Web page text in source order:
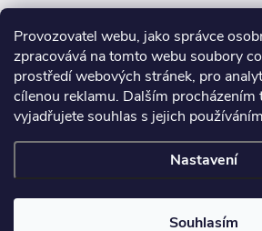
Provozovatel webu, jako správce
zpracovává na tomto webu soubory
prostředí webových stránek, pro
cílenou reklamu. Dalším procházením
vyjadřujete souhlas s jejich
Nastavení
Souhlasím
nastavení cookies